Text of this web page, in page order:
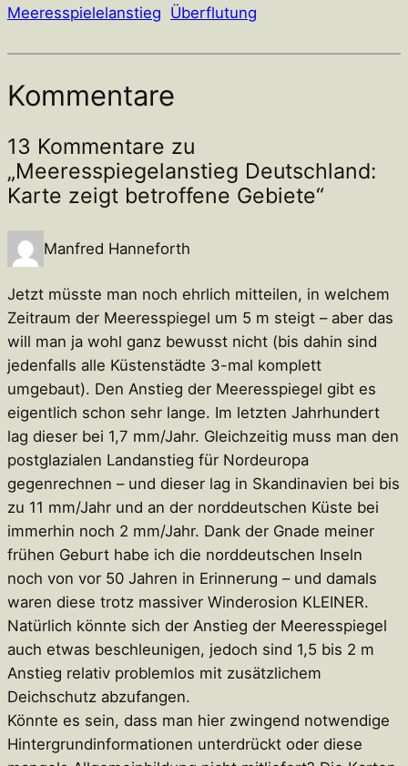
Meeresspielelanstieg Überflutung
Kommentare
13 Kommentare zu
„Meeresspiegelanstieg Deutschland:
Karte zeigt betroffene Gebiete“
Manfred Hanneforth
Jetzt müsste man noch ehrlich mitteilen, in welchem
Zeitraum der Meeresspiegel um 5 m steigt – aber das
will man ja wohl ganz bewusst nicht (bis dahin sind
jedenfalls alle Küstenstädte 3-mal komplett
umgebaut). Den Anstieg der Meeresspiegel gibt es
eigentlich schon sehr lange. Im letzten Jahrhundert
lag dieser bei 1,7 mm/Jahr. Gleichzeitig muss man den
postglazialen Landanstieg für Nordeuropa
gegenrechnen – und dieser lag in Skandinavien bei bis
zu 11 mm/Jahr und an der norddeutschen Küste bei
immerhin noch 2 mm/Jahr. Dank der Gnade meiner
frühen Geburt habe ich die norddeutschen Inseln
noch von vor 50 Jahren in Erinnerung – und damals
waren diese trotz massiver Winderosion KLEINER.
Natürlich könnte sich der Anstieg der Meeresspiegel
auch etwas beschleunigen, jedoch sind 1,5 bis 2 m
Anstieg relativ problemlos mit zusätzlichem
Deichschutz abzufangen.
Könnte es sein, dass man hier zwingend notwendige
Hintergrundinformationen unterdrückt oder diese